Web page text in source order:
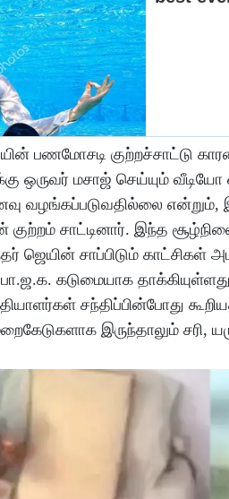
பணமோசடி குற்றச்சாட்டு
ஒருவர் மசாஜ் செய்யும் வீடியோ
வழங்கப்படுவதில்லை
சாட்டினார். இந்த
சாப்பிடும் காட்சிகள்
கடுமையாக
சந்திப்பின்போது
இருந்தாலும் சரி,